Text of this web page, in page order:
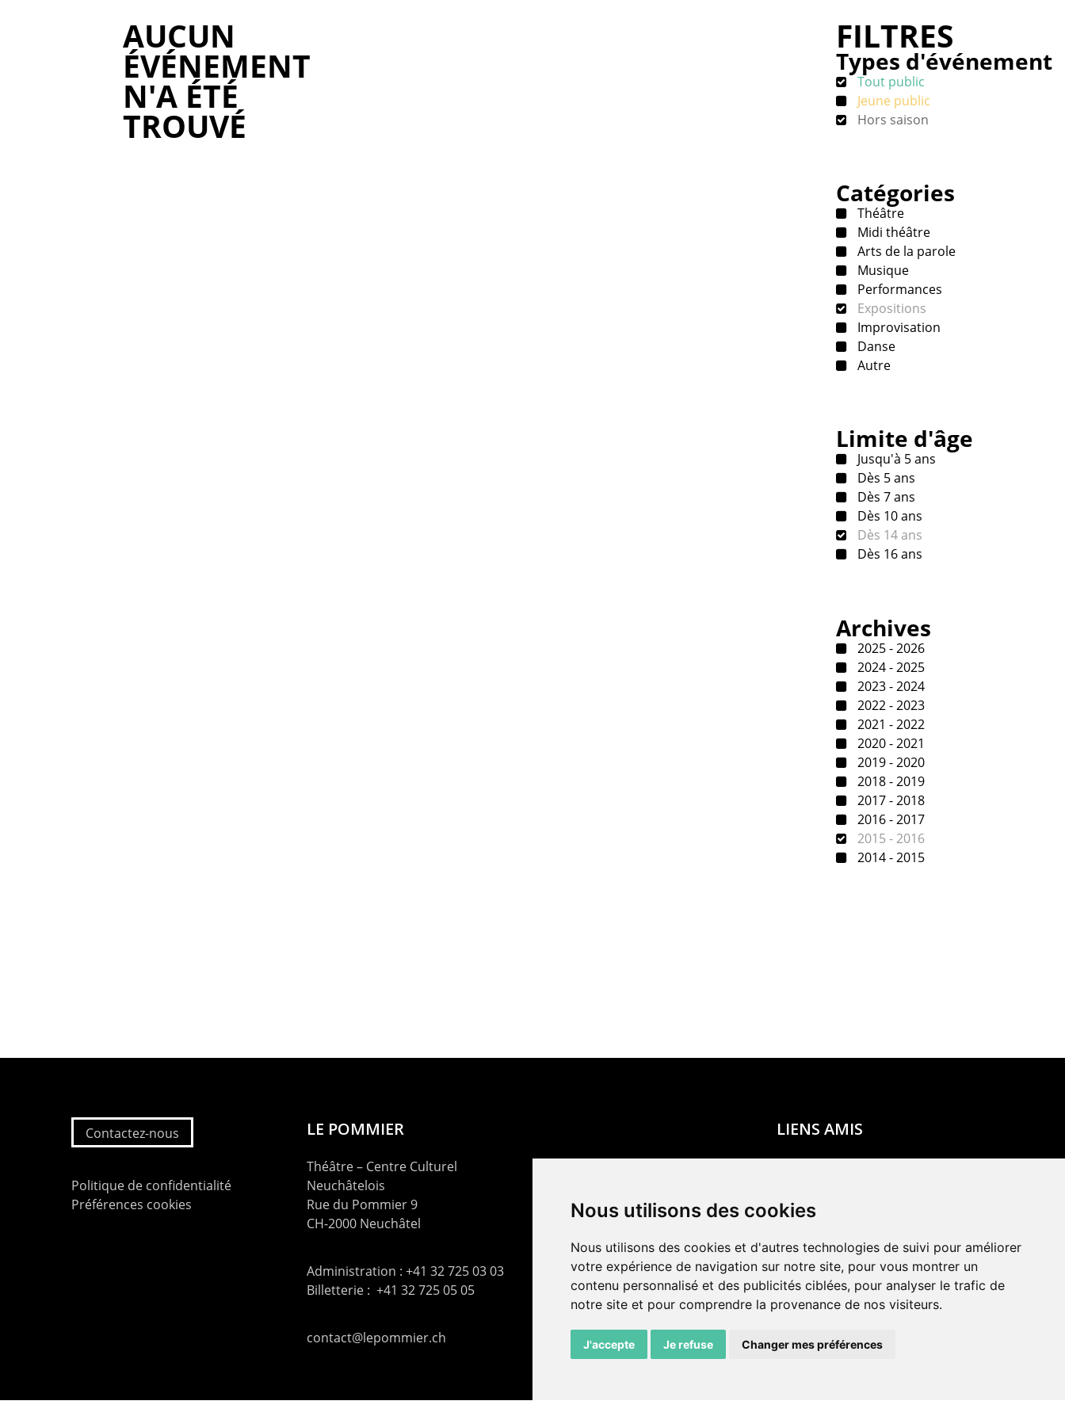
Nous utilisons des cookies
Nous utilisons des cookies et d'autres technologies de suivi pour améliorer
votre expérience de navigation sur notre site, pour vous montrer un
contenu personnalisé et des publicités ciblées, pour analyser le trafic de
notre site et pour comprendre la provenance de nos visiteurs.
J'accepte Je refuse Changer mes préférences
AUCUN
ÉVÉNEMENT
N'A ÉTÉ
TROUVÉ
FILTRES
Types d'événement
Tout public
Jeune public
Hors saison
Catégories
Théâtre
Midi théâtre
Arts de la parole
Musique
Performances
Expositions
Improvisation
Danse
Autre
Limite d'âge
Jusqu'à 5 ans
Dès 5 ans
Dès 7 ans
Dès 10 ans
Dès 14 ans
Dès 16 ans
Archives
2025 - 2026
2024 - 2025
2023 - 2024
2022 - 2023
2021 - 2022
2020 - 2021
2019 - 2020
2018 - 2019
2017 - 2018
2016 - 2017
2015 - 2016
2014 - 2015
Contactez-nous
Politique de confidentialité
Préférences cookies
LE POMMIER
Théâtre – Centre Culturel
Neuchâtelois
Rue du Pommier 9
CH-2000 Neuchâtel
Administration : +41 32 725 03 03
Billetterie : +41 32 725 05 05
contact@lepommier.ch
LIENS AMIS